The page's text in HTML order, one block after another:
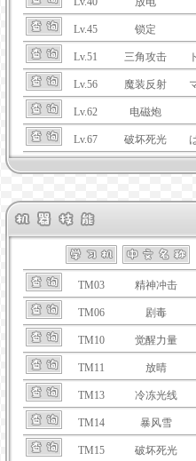
Lv.45 锁定
Lv.51 三角攻击
Lv.56 魔装反射
Lv.62 电磁炮
Lv.67 破坏死光
TM03 精神冲击
TM06 剧毒
TM10 觉醒力量
TM11 放晴
TM13 冷冻光线
TM14 暴风雪
TM15 破坏死光